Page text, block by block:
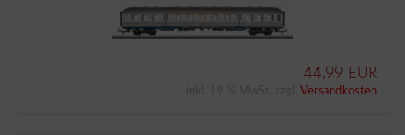
44,99 EUR
Versandkosten